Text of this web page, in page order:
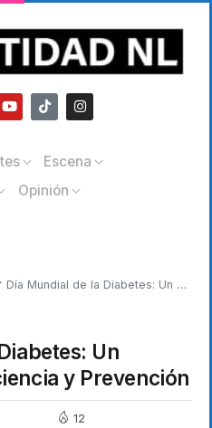
Escena
Opinión
Día Mundial de la Diabetes: Un Llamado a la Conciencia y Prevención
Un
y Prevención
12